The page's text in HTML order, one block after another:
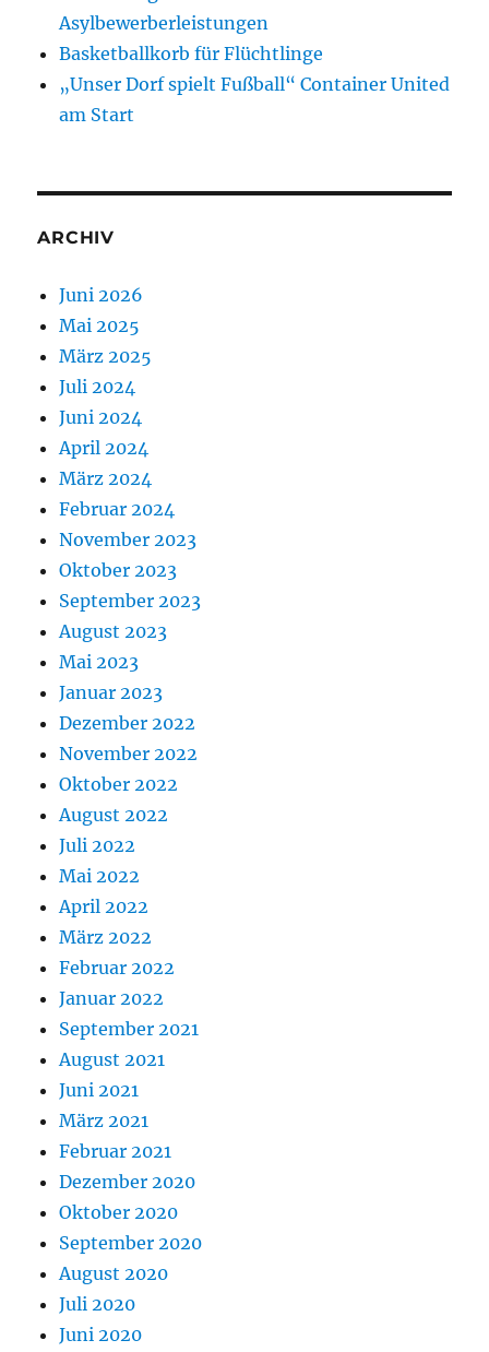
Asylbewerberleistungen
Basketballkorb für Flüchtlinge
„Unser Dorf spielt Fußball“ Container United
am Start
ARCHIV
Juni 2026
Mai 2025
März 2025
Juli 2024
Juni 2024
April 2024
März 2024
Februar 2024
November 2023
Oktober 2023
September 2023
August 2023
Mai 2023
Januar 2023
Dezember 2022
November 2022
Oktober 2022
August 2022
Juli 2022
Mai 2022
April 2022
März 2022
Februar 2022
Januar 2022
September 2021
August 2021
Juni 2021
März 2021
Februar 2021
Dezember 2020
Oktober 2020
September 2020
August 2020
Juli 2020
Juni 2020